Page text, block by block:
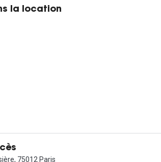
et privatives, maintenance, gestion du
24h/24 par badge
espaces de travail, participez à des activités
être.
minutes à pied de la Gare de Lyon, avec de
pour découvrir cet espace inspirant, contactez-
la location
75012 Paris